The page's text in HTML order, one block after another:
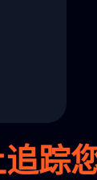
踪